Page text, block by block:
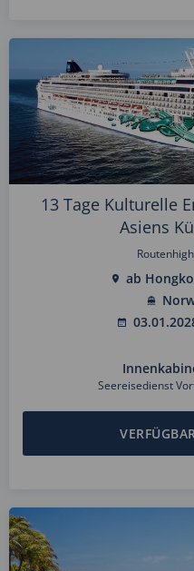
13 Tage Kulturelle
Asiens
ab
Seereisedienst